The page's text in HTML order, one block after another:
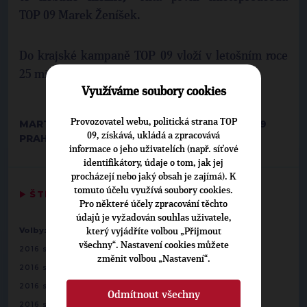
TOP 09 Marek Ženíšek.
Do krajské kampaně TOP 09 vloží v letošním roce
25 milionů korun.
MARTINA MACKOVÁ, TISKOVÁ MLUVČÍ TOP 09
PRAHA 22. ČERVENCE 2016
▶ ŠTÍTKY ◀
Volby: 2016 senát-7 - Plzeň-město: Jiří Dort
2016 senát 10 - Český Krumlov: David Žák
2016 senát
2016 senát
2016 senát
Využíváme soubory cookies
Provozovatel webu, politická strana TOP
09, získává, ukládá a zpracovává
informace o jeho uživatelích (např. síťové
identifikátory, údaje o tom, jak jej
procházejí nebo jaký obsah je zajímá). K
tomuto účelu využívá soubory cookies.
Pro některé účely zpracování těchto
údajů je vyžadován souhlas uživatele,
který vyjádříte volbou „Přijmout
všechny“. Nastavení cookies můžete
změnit volbou „Nastavení“.
Odmítnout všechny